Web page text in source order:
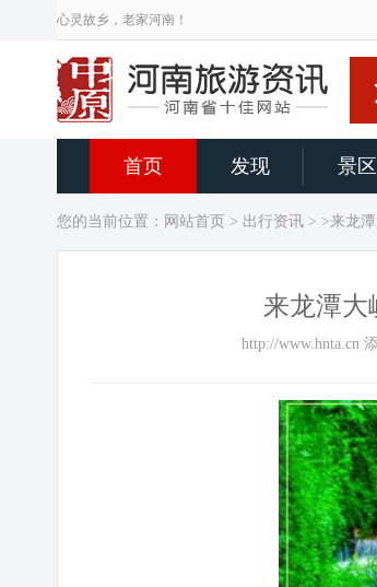
心灵故乡，老家河南！
首页 发现 景区
您的当前位置： 网站首页 > 出行资讯 > >来龙
来龙潭大
http://www.hnta.cn